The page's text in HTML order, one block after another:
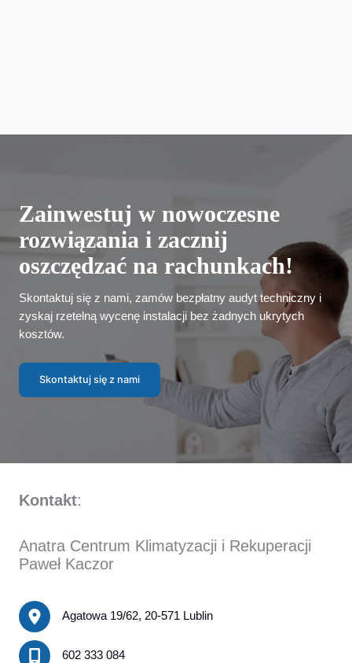
Zainwestuj w nowoczesne
rozwiązania i zacznij
oszczędzać na rachunkach!
Skontaktuj się z nami, zamów bezpłatny audyt techniczny i
zyskaj rzetelną wycenę instalacji bez żadnych ukrytych
kosztów.
Skontaktuj się z nami
Kontakt:
Anatra Centrum Klimatyzacji i Rekuperacji
Paweł Kaczor
Agatowa 19/62, 20-571 Lublin
602 333 084